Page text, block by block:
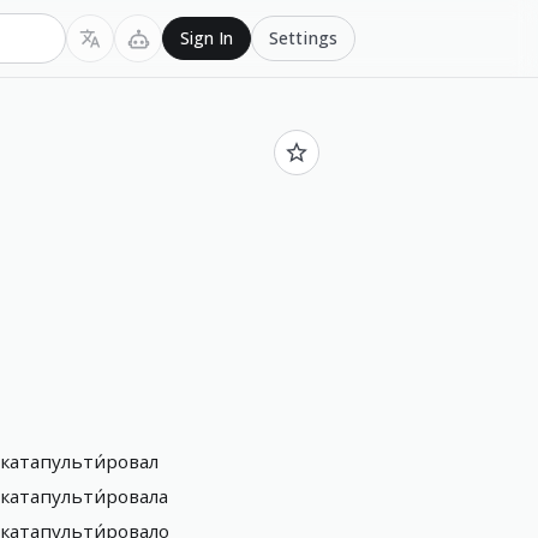
Sign In Settings
катапульти́ровал
катапульти́ровала
катапульти́ровало